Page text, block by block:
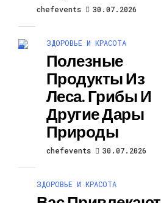
chefevents 30.07.2026
ЗДОРОВЬЕ И КРАСОТА
Полезные
Продукты Из
Леса. Грибы И
Другие Дары
Природы
chefevents 30.07.2026
ЗДОРОВЬЕ И КРАСОТА